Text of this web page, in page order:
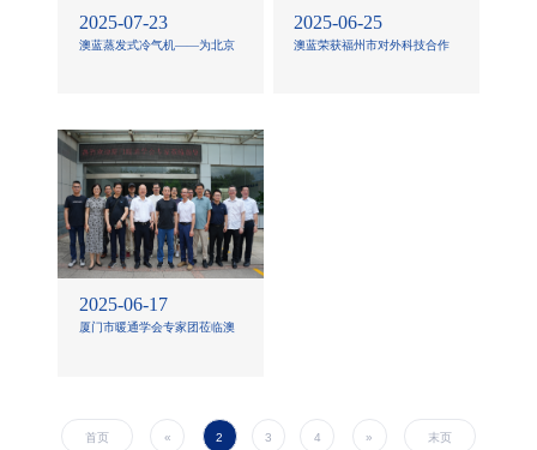
2025-07-23
澳蓝蒸发式冷气机——为北京
2025-06-25
澳蓝荣获福州市对外科技合作
2025-06-17
厦门市暖通学会专家团莅临澳
首页 « 2 3 4 » 末页